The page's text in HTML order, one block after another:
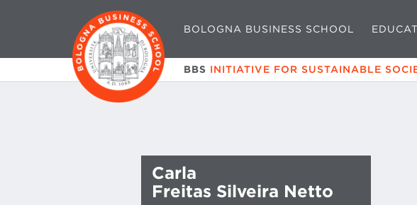
BOLOGNA BUSINESS SCHOOL
BBS INITIATIVE FOR SUSTAINABLE
Carla
Freitas Silveira Netto